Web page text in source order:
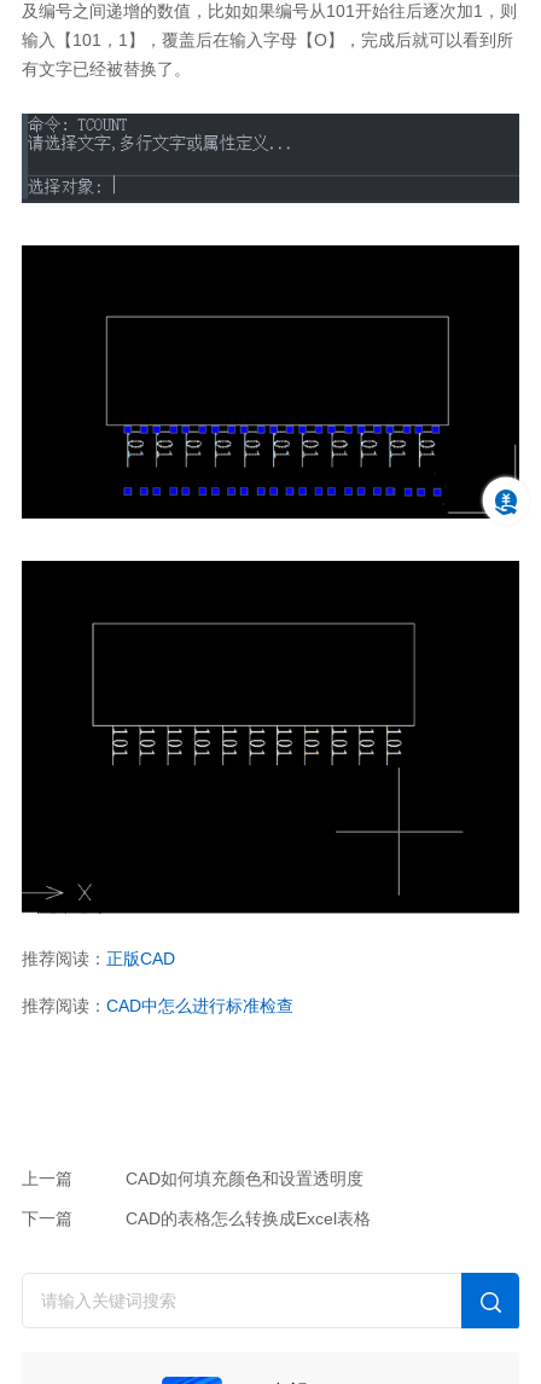
及编号之间递增的数值，比如如果编号从101开始往后逐次加1 ，则
输入【101 ， 1 】，覆盖后在输入字母【O】，完成后就可以看到所
有文字已经被替换了。
推荐阅读： 正版CAD
推荐阅读： CAD中怎么进行标准检查
上一篇 CAD如何填充颜色和设置透明度
下一篇 CAD 的表格怎么转换成Excel表格
您是否需要学习更多中望CAD相关教程